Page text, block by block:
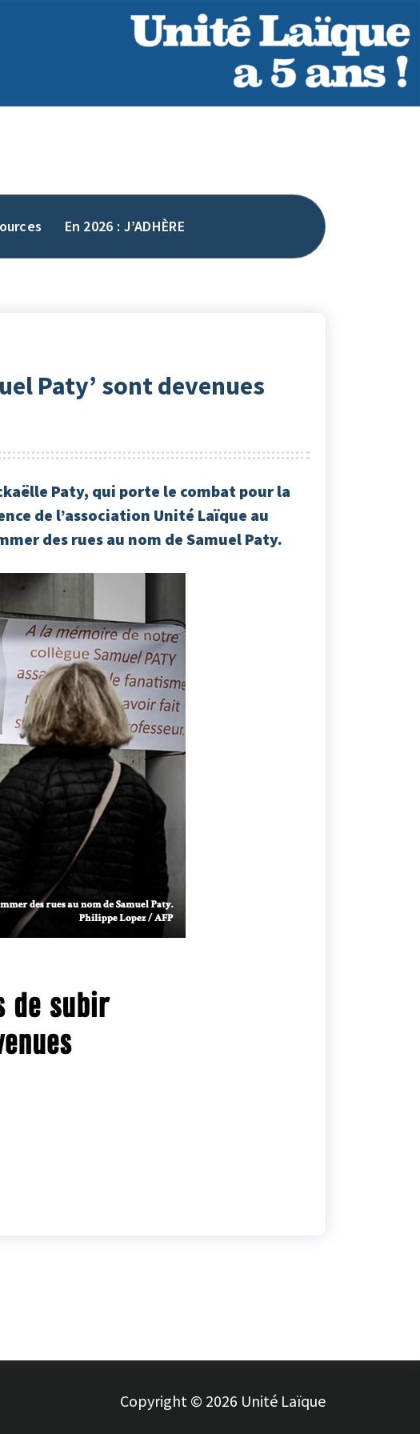
En 2026 : J’ADHÈRE
Paty’ sont devenues
Paty, qui porte le combat pour la
de l’association Unité Laïque au
des rues au nom de Samuel Paty.
Copyright © 2026 Unité Laïque